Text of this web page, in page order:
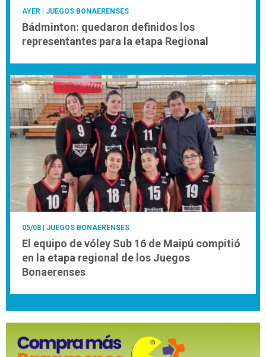
AYER | JUEGOS BONAERENSES
Bádminton: quedaron definidos los
representantes para la etapa Regional
05/08 | JUEGOS BONAERENSES
El equipo de vóley Sub 16 de Maipú compitió
en la etapa regional de los Juegos
Bonaerenses